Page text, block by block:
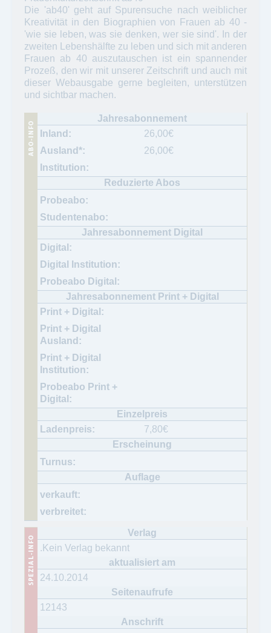
Die 'ab40' geht auf Spurensuche nach weiblicher
Kreativität in den Biographien von Frauen ab 40 -
'wie sie leben, was sie denken, wer sie sind'. In der
zweiten Lebenshälfte zu leben und sich mit anderen
Frauen ab 40 auszutauschen ist ein spannender
Prozeß, den wir mit unserer Zeitschrift und auch mit
dieser Webausgabe gerne begleiten, unterstützen
und sichtbar machen.
26,00€
26,00€
7,80€
.Kein Verlag bekannt
24.10.2014
12143